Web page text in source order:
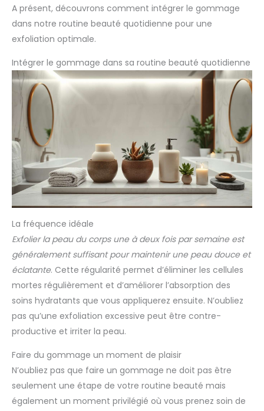
A présent, découvrons comment intégrer le gommage
dans notre routine beauté quotidienne pour une
exfoliation optimale.
Intégrer le gommage dans sa routine beauté quotidienne
La fréquence idéale
Exfolier la peau du corps une à deux fois par semaine est
généralement suffisant pour maintenir une peau douce et
éclatante. Cette régularité permet d’éliminer les cellules
mortes régulièrement et d’améliorer l’absorption des
soins hydratants que vous appliquerez ensuite. N’oubliez
pas qu’une exfoliation excessive peut être contre-
productive et irriter la peau.
Faire du gommage un moment de plaisir
N’oubliez pas que faire un gommage ne doit pas être
seulement une étape de votre routine beauté mais
également un moment privilégié où vous prenez soin de